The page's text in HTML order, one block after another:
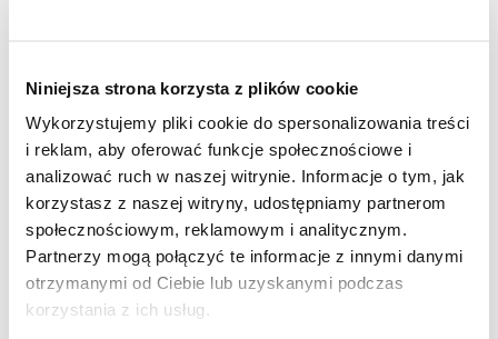
Niniejsza strona korzysta z plików cookie
Wykorzystujemy pliki cookie do spersonalizowania treści
i reklam, aby oferować funkcje społecznościowe i
analizować ruch w naszej witrynie. Informacje o tym, jak
korzystasz z naszej witryny, udostępniamy partnerom
społecznościowym, reklamowym i analitycznym.
Partnerzy mogą połączyć te informacje z innymi danymi
otrzymanymi od Ciebie lub uzyskanymi podczas
korzystania z ich usług.
Sport turystyka
PORTFEL DAMSKI PUCCINI
- FASHION - BLP830E 1
79,00 zł lub 15 600 pkt
Sport turystyka
ETUI SKÓRZANE NA
KLUCZE PUCCINI - ETNA -
G012 1
49,99 zł lub 9 798 pkt
Cena regularna: 59,00 zł